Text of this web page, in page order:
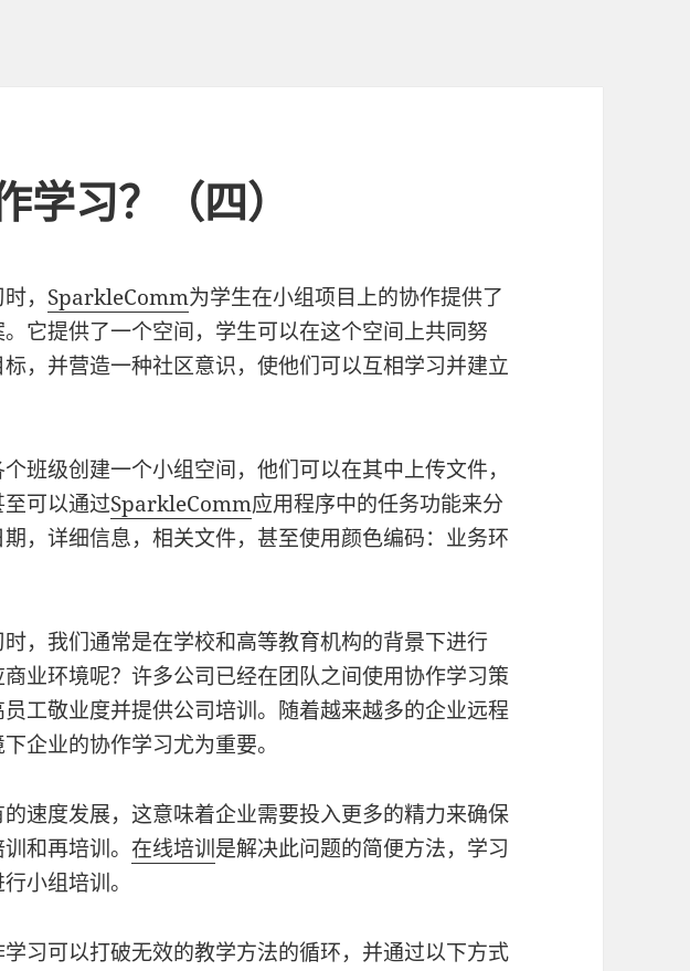
学习？（四）
， SparkleComm为学生在小组项目上的协作提供了
它提供了一个空间，学生可以在这个空间上共同努
，并营造一种社区意识，使他们可以互相学习并建立
班级创建一个小组空间，他们可以在其中上传文件，
可以通过SparkleComm应用程序中的任务功能来分
，详细信息，相关文件，甚至使用颜色编码：业务环
，我们通常是在学校和高等教育机构的背景下进行
业环境呢？许多公司已经在团队之间使用协作学习策
工敬业度并提供公司培训。随着越来越多的企业远程
企业的协作学习尤为重要。
速度发展，这意味着企业需要投入更多的精力来确保
和再培训。在线培训是解决此问题的简便方法，学习
小组培训。
习可以打破无效的教学方法的循环，并通过以下方式